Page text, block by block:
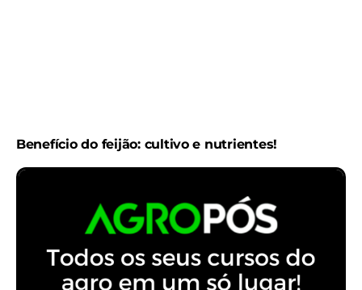
Benefício do feijão: cultivo e nutrientes!